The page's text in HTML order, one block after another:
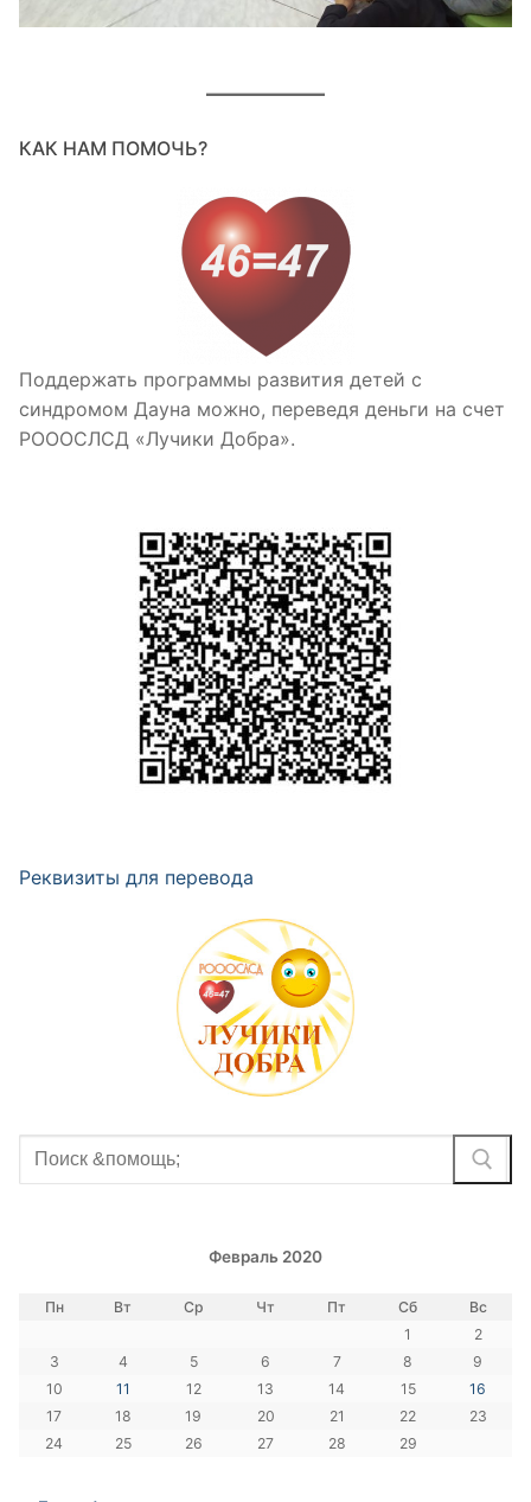
КАК НАМ ПОМОЧЬ?
Поддержать программы развития детей с
синдромом Дауна можно, переведя деньги на счет
РОООСЛСД «Лучики Добра».
Реквизиты для перевода
Найти:
Февраль 2020
Пн Вт Ср Чт Пт Сб
Вс
1
2
3
4 5 6 7 8
9
10
11 12 13 14 15
16
17
18 19 20 21 22
23
24
25 26 27 28 29